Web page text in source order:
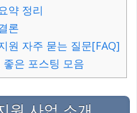
약 정리
론
원 자주 묻는 질문[FAQ]
은 포스팅 모음